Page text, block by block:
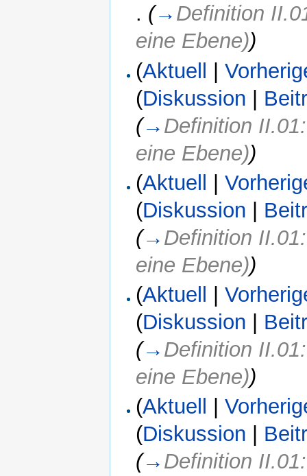
. (→ Definition
eine Ebene))
(Aktuell |
(Diskussion |
(→ Definition
eine Ebene))
(Aktuell |
(Diskussion
(→ Definition
eine Ebene))
(Aktuell |
(Diskussion
(→ Definition
eine Ebene))
(Aktuell |
(Diskussion
(→ Definition